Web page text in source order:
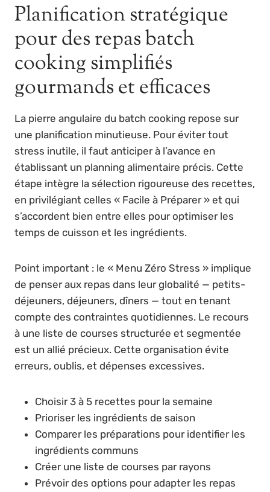
Planification stratégique
pour des repas batch
cooking simplifiés
gourmands et efficaces
La pierre angulaire du batch cooking repose sur
une planification minutieuse. Pour éviter tout
stress inutile, il faut anticiper à l’avance en
établissant un planning alimentaire précis. Cette
étape intègre la sélection rigoureuse des recettes,
en privilégiant celles « Facile à Préparer » et qui
s’accordent bien entre elles pour optimiser les
temps de cuisson et les ingrédients.
Point important : le « Menu Zéro Stress » implique
de penser aux repas dans leur globalité — petits-
déjeuners, déjeuners, dîners — tout en tenant
compte des contraintes quotidiennes. Le recours
à une liste de courses structurée et segmentée
est un allié précieux. Cette organisation évite
erreurs, oublis, et dépenses excessives.
Choisir 3 à 5 recettes pour la semaine
Prioriser les ingrédients de saison
Comparer les préparations pour identifier les
ingrédients communs
Créer une liste de courses par rayons
Prévoir des options pour adapter les repas